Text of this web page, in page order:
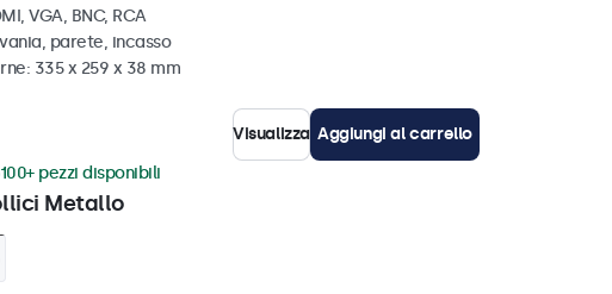
VGA, BNC, RCA
parete, incasso
335 x 259 x 38 mm
Visualizza Aggiungi al carrello
Metallo
100+ pezzi disponibili